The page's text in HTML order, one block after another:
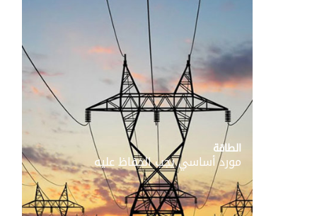
المزيد...
الطاقة
مورد أساسي يجب الحفاظ عليه